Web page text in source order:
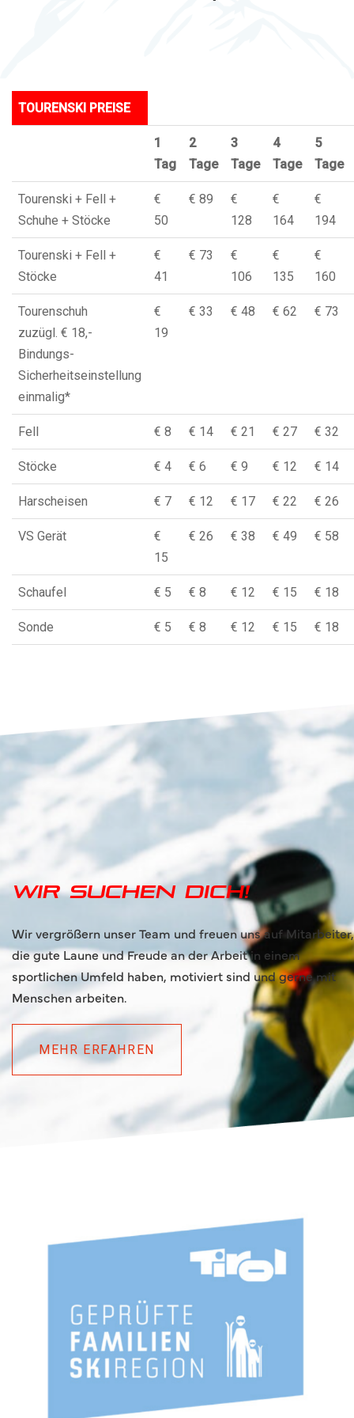
TOURENSKI PREISE
1
Tag
2
Tage
3
Tage
4
Tage
5
Tage
Tourenski + Fell +
Schuhe + Stöcke
€
50
€ 89
€
128
€
164
€
194
Tourenski + Fell +
Stöcke
€
41
€ 73
€
106
€
135
€
160
Tourenschuh
zuzügl. € 18,-
Bindungs-
Sicherheitseinstellung
einmalig*
€
19
€ 33 € 48 € 62 € 73
Fell € 8 € 14 € 21 € 27 € 32
Stöcke € 4 € 6 € 9 € 12 € 14
Harscheisen € 7 € 12 € 17 € 22 € 26
VS Gerät
€
15
€ 26 € 38 € 49 € 58
Schaufel € 5 € 8 € 12 € 15 € 18
Sonde € 5 € 8 € 12 € 15 € 18
Wir suchen dich!
Wir vergrößern unser Team und freuen uns auf Mitarbeiter,
die gute Laune und Freude an der Arbeit in einem
sportlichen Umfeld haben, motiviert sind und gerne mit
Menschen arbeiten.
MEHR ERFAHREN